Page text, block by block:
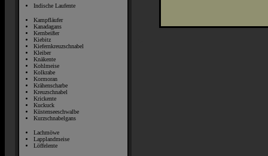
Indische Laufente
Kampfläufer
Kanadagans
Kernbeißer
Kiebitz
Kiefernkreuzschnabel
Kleiber
Knäkente
Kohlmeise
Kolkrabe
Kormoran
Krähenscharbe
Kreuzschnabel
Krickente
Kuckuck
Küstenseeschwalbe
Kurzschnabelgans
Lachmöwe
Lapplandmeise
Löffelente